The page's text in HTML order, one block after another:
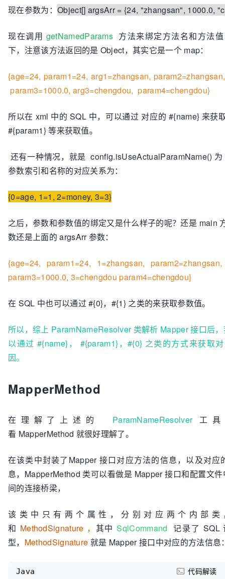
String.valueOf(i + 1);
{param1},#{param2}等
if
          param.put(genericParamName, args[entry.getKey()]);
        i++;
// 返回参数名称和参数值的对应关系，是一个 map
    }
  }
现在参数为： Object[] argsArr = {24, "zhangsan", 1000.0,
现在调用 getNamedParams 方法来绑定方法名和方法
下，注意该方法返回的是 Object，其实它是一个 map：
{age=24, param1=24, arg1=zhangsan,
param3=1000.0, arg3=chengdou, param4=chengdou}
所以在 xml 中的 SQL 中，可以通过 对应的 #{name} 来获
#{param1} 等来获取值。
还有一种情况，就是 config.isUseActualParamName()
参数索引和名称的对应关系为：
{0=age, 1=1, 2=money, 3=3}
之后，参数和参数值的绑定又是什么样子的呢？还是 main
数还是上面的 argsArr 参数：
{age=24, param1=24, 1=zhangsan,
param3=1000.0, 3=chengdou param4=chengdou}
在 SQL 中也可以通过 #{0}，#{1} 之类的来获取参数值。
所以，综上 ParamNameResolver 类解析 Mapper 接口后
以通过 #{name}， #{param1}，#{0} 之类的方式来获取
因。
MapperMethod
在理解了上述的 ParamNameResolver工具
看 MapperMethod 就很好理解了。
在该类中封装了Mapper 接口对应方法的信息，以及对应
息，MapperMethod 类可以看做是 Mapper 接口和配置文
间的连接桥梁，
该类中只有两个属性，分别对应两个内部
和 MethodSignature ， 其中 SqlCommand 记录了 SQL
型， MethodSignature 就是 Mapper 接口中对应的方法信息
Java 代码解读